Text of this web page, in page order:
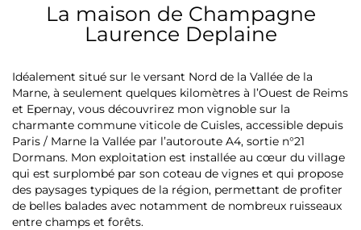
La maison de Champagne
Laurence Deplaine
Idéalement situé sur le versant Nord de la Vallée de la
Marne, à seulement quelques kilomètres à l’Ouest de Reims
et Epernay, vous découvrirez mon vignoble sur la
charmante commune viticole de Cuisles, accessible depuis
Paris / Marne la Vallée par l’autoroute A4, sortie n°21
Dormans. Mon exploitation est installée au cœur du village
qui est surplombé par son coteau de vignes et qui propose
des paysages typiques de la région, permettant de profiter
de belles balades avec notamment de nombreux ruisseaux
entre champs et forêts.